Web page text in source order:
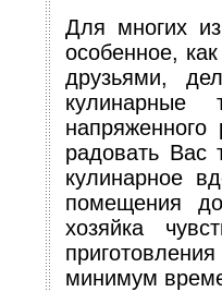
Для многих
особенное,
друзьями,
кулинарные
радовать Вас
кулинарное
помещения
хозяйка
минимум